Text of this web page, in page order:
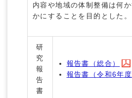
内容や地域の体制整備は何
かにすることを目的とした。
研
究
報
告
書
報告書（総合）
報告書（令和6年度